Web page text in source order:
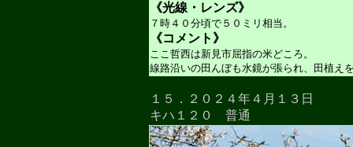
《光線・レンズ》
７時４０分頃で５０ミリ相当。
《コメント》
ここ哲西は新見市屈指の米どころ。
線路沿いの田んぼも水鏡が張られ、田植え
１５．２０２４年４月１３日
キハ１２０ 普通